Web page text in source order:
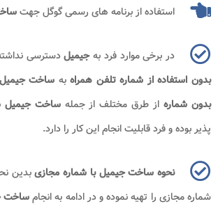
استفاده از برنامه های رسمی گوگل جهت
در برخی موارد فرد بهجیمیلدسترسی
بدون استفاده از شماره تلفن همراهبه ساخت جیمیل
بدون شمارهاز طرق مختلف از جملهساخت جیمیل
پذیر بوده و فرد قابلیت انجام این کار را دارد.
نحوه ساخت جیمیل با شماره مجازیبدین
شماره مجازی را تهیه نموده و در ادامه به انجامساخت